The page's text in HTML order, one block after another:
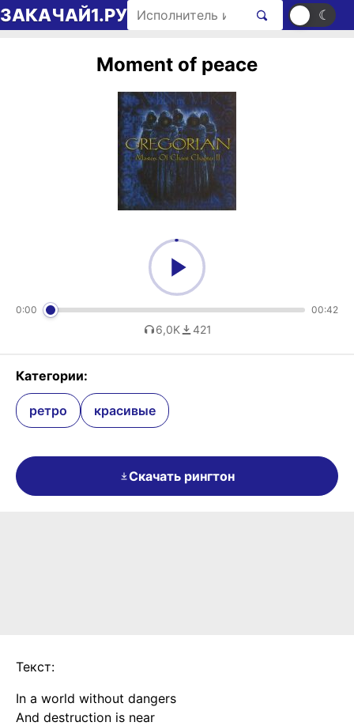
Перейти к содержимому
ЗАКАЧАЙ1.РУ Поиск рингтонов ☀ ☾
Moment of peace
0:00 00:42
6,0K 421
Категории:
ретро красивые
Скачать рингтон
Текст:
In a world without dangers
And destruction is near